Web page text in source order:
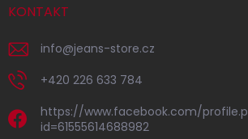
KONTAKT
info@jeans-store.cz
+420 226 633 784
https://www.facebook.com/
id=61555614688982